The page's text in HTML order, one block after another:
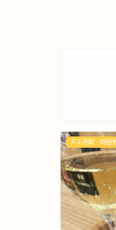
天王寺駅・阿倍